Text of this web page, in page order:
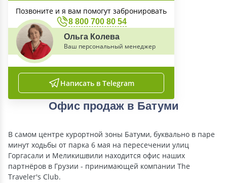
Позвоните и я вам помогут забронировать
8 800 700 80 54
Ольга Колева
Ваш персональный менеджер
Написать в Telegram
Офис продаж в Батуми
В самом центре курортной зоны Батуми, буквально в паре
минут ходьбы от парка 6 мая на пересечении улиц
Горгасали и Меликишвили находится офис наших
партнёров в Грузии - принимающей компании The
Traveler's Club.